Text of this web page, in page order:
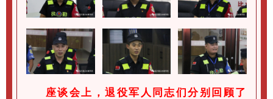
座谈会上，退役军人同志们分别回顾了